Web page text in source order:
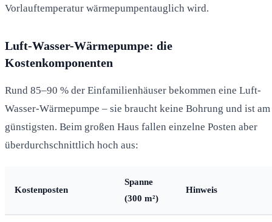
Vorlauftemperatur wärmepumpentauglich wird.
Luft-Wasser-Wärmepumpe: die
Kostenkomponenten
Rund 85–90 % der Einfamilienhäuser bekommen eine Luft-
Wasser-Wärmepumpe – sie braucht keine Bohrung und ist am
günstigsten. Beim großen Haus fallen einzelne Posten aber
überdurchschnittlich hoch aus:
Kostenposten
Spanne
(300 m²)
Hinweis